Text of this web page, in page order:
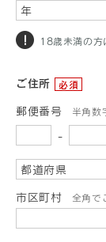
年
18歳未満の方
ご住所 必須
郵便番号 半角数
-
都道府県
市区町村 全角で